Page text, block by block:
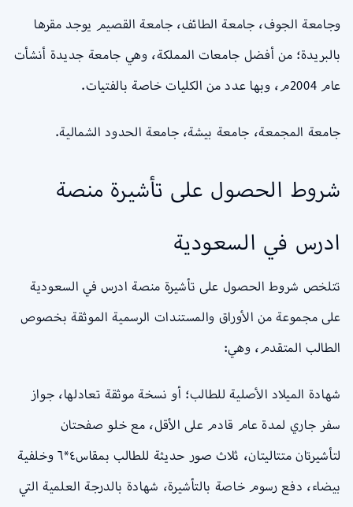
وجامعة الجوف، جامعة الطائف، جامعة القصيم يوجد مقرها
بالبريدة؛ من أفضل جامعات المملكة، وهي جامعة جديدة أنشأت
عام 2004م، وبها عدد من الكليات خاصة بالفتيات.
جامعة المجمعة، جامعة بيشة، جامعة الحدود الشمالية.
شروط الحصول على تأشيرة منصة
ادرس في السعودية
تتلخص شروط الحصول على تأشيرة منصة ادرس في السعودية
على مجموعة من الأوراق والمستندات الرسمية الموثقة بخصوص
الطالب المتقدم، وهي:
شهادة الميلاد الأصلية للطالب؛ أو نسخة موثقة تعادلها، جواز
سفر جاري لمدة عام قادم على الأقل، مع خلو صفحتان
لتأشيرتان متتاليتان، ثلاث صور حديثة للطالب بمقاس٤*٦ وخلفية
بيضاء، دفع رسوم خاصة بالتأشيرة، شهادة بالدرجة العلمية التي